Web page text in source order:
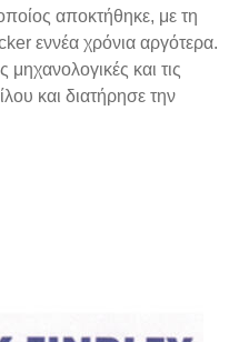
αποκτήθηκε, με τη
εννέα χρόνια αργότερα.
και τις
και διατήρησε την